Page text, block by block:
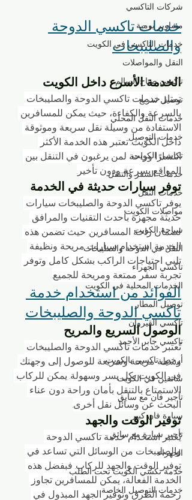
شركات التاكسي
مشاوير يومية
خدمات التاكسي في الكويت
النقل والمواصلات
تاكسي صباح السالم
توصيل سريع
خدمات النقل المحلي
خدمات التوصيل
تكاسي الكويت
خدمات السفر والتنقل
خدمات النقل
مواصلات الكويت
سياحة الكويت
النقل في الدوحة والصليبخات
تاكسي الجهراء
الخدمات المحلية في الكويت
توصيل المطار
تاكسي القيروان
تاكسي جابر الأحمد
أرخص تاكسي بالكويت
سائقين في الكويت
تأجير فان مع سايق
سيارة فان كبير
تأجير سيارة مع سائق
الجهراء
خدمة تكسي الكويت تحت الطلب
خدمات التوصيل الخاصة
خدمات تاكسي الدوحة
والصليبخات
الخدمة الأسرع داخل الكويت
تمتاز خدمات تاكسي الدوحة والصليبخات
بالسرعة والكفاءة، حيث يمكن للمسافرين
الاستفادة من وسيلة نقل سريعة وموثوقة
داخل الكويت. تعتبر هذه الخدمة الأكثر
انتشارًا وراحة لمن يرغبون في التنقل بين
المواقع بسرعة ودون تأخير.
توفر سيارات حديثة في الخدمة
يوفر تاكسي الدوحة والصليبخات سيارات
حديثة مجهزة بأحدث التقنيات والمرافق
لضمان راحة المسافرين. حيث تضمن هذه
الخدمة استخدام سيارات مريحة ونظيفة
تلبي احتياجات الراكب بشكل كامل وتوفر
تجربة سفر ممتعة ومريحة للجميع.
الفوائد من استخدام خدمة
تاكسي الدوحة والصليبخات
الوصول السريع والمريح
تُعتبر خدمات تاكسي الدوحة والصليبخات
وسيلة مريحة وسريعة للوصول إلى وجهتك
في الكويت بكل يسر وسهولة. يمكن للركاب
الاستمتاع بالتنقل بأمان وراحة دون عناء
البحث عن وسائل نقل أخرى.
توفير الوقت والجهد
يُعتبر استخدام خدمة تاكسي الدوحة
والصليبخات من الوسائل التي تساعد في
توفير الوقت والجهد للركاب. فبفضل هذه
الخدمة الفعالة، يمكن للمسافرين تجاوز
زحمة الطرق وتوفير الجهد المبذول في